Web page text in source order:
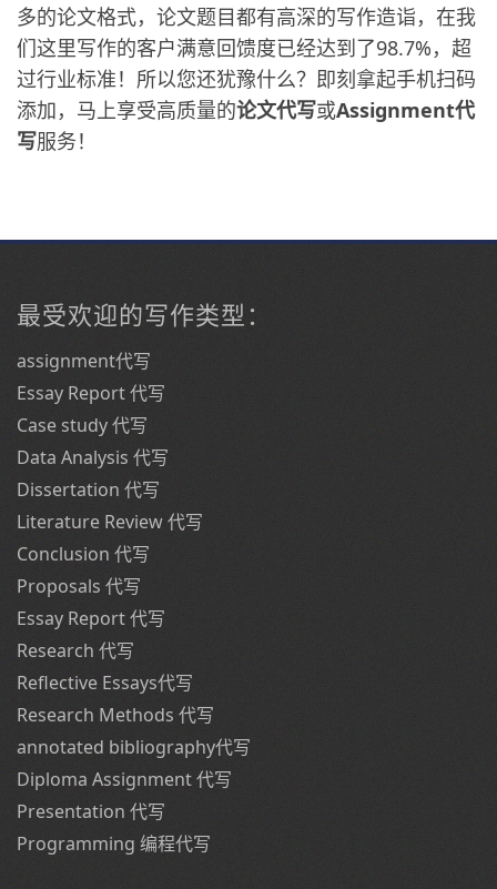
多的论文格式，论文题目都有高深的写作造诣，在我
们这里写作的客户满意回馈度已经达到了98.7%，超
过行业标准！所以您还犹豫什么？即刻拿起手机扫码
添加，马上享受高质量的论文代写或Assignment代
写服务！
最受欢迎的写作类型：
assignment代写
Essay Report 代写
Case study 代写
Data Analysis 代写
Dissertation 代写
Literature Review 代写
Conclusion 代写
Proposals 代写
Essay Report 代写
Research 代写
Reflective Essays代写
Research Methods 代写
annotated bibliography代写
Diploma Assignment 代写
Presentation 代写
Programming 编程代写